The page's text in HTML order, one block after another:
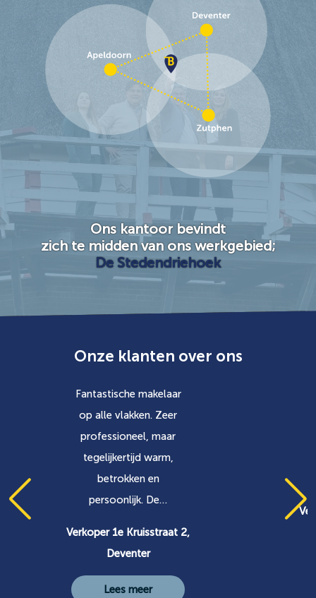
Ons kantoor bevindt
zich te midden van ons werkgebied;
De Stedendriehoek
Onze klanten over ons
Fantastische makelaar
op alle vlakken. Zeer
professioneel, maar
tegelijkertijd warm,
betrokken en
persoonlijk. De…
Verkoper 1e Kruisstraat 2,
Deventer
Lees meer